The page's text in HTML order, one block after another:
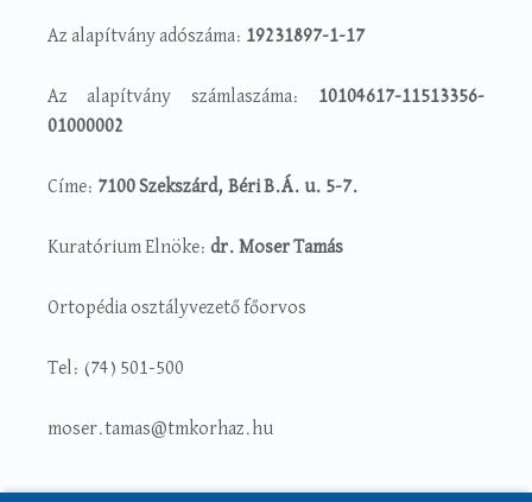
Az alapítvány adószáma: 19231897-1-17
Az alapítvány számlaszáma: 10104617-11513356-
01000002
Címe: 7100 Szekszárd, Béri B.Á. u. 5-7.
Kuratórium Elnöke: dr. Moser Tamás
Ortopédia osztályvezető főorvos
Tel: (74) 501-500
moser.tamas@tmkorhaz.hu